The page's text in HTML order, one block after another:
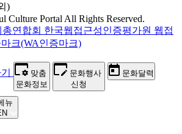
)
Culture Portal All Rights Reserved.
맞춤
문화정보
문화행사
신청
문화달력
뉴